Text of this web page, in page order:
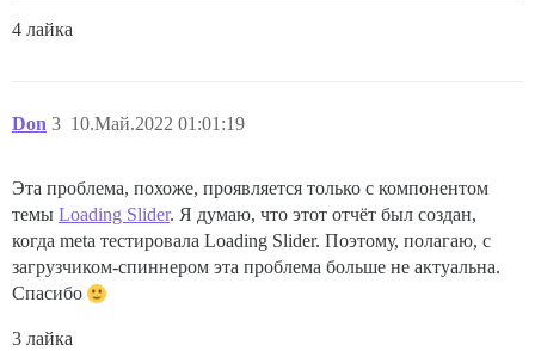
4 лайка
Don 10.Май.2022 01:01:19
3
Эта проблема, похоже, проявляется только с компонентом
темы Loading Slider. Я думаю, что этот отчёт был создан,
когда meta тестировала Loading Slider. Поэтому, полагаю, с
загрузчиком-спиннером эта проблема больше не актуальна.
Спасибо
3 лайка